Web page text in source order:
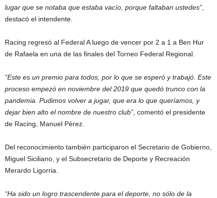
lugar que se notaba que estaba vacío, porque faltaban ustedes”
destacó el intendente.
Racing regresó al Federal A luego de vencer por 2 a 1 a Ben Hur
de Rafaela en una de las finales del Torneo Federal Regional.
“Este es un premio para todos, por lo que se esperó y trabajó. Este
proceso empezó en noviembre del 2019 que quedó trunco con la
pandemia. Pudimos volver a jugar, que era lo que queríamos, y
dejar bien alto el nombre de nuestro club” , comentó el presidente
de Racing, Manuel Pérez.
Del reconocimiento también participaron el Secretario de Gobierno,
Miguel Siciliano, y el Subsecretario de Deporte y Recreación
Merardo Ligorria.
“Ha sido un logro trascendente para el deporte, no sólo de la